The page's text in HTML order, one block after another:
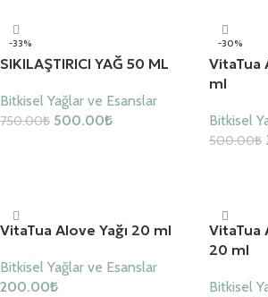
-33%
SIKILAŞTIRICI YAĞ 50 ML
Bitkisel Yağlar ve Esanslar
750.00₺ 500.00₺
-30%
VitaTua
ml
Bitkisel
500.00₺
VitaTua Alove Yağı 20 ml
Bitkisel Yağlar ve Esanslar
200.00₺
VitaTua
20 ml
Bitkisel